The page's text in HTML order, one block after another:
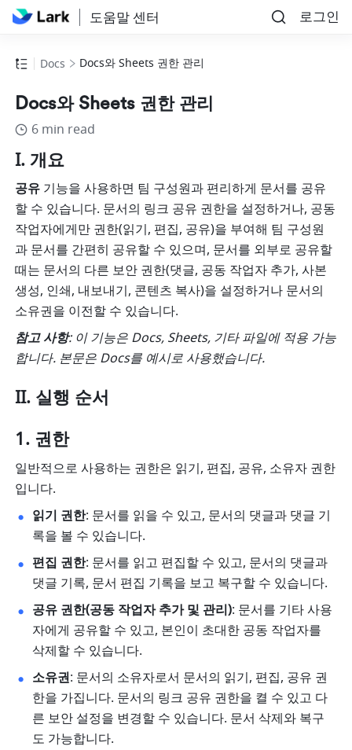
도움말 센터 로그인
Docs Docs와 Sheets 권한 관리
Docs와 Sheets 권한 관리
6 min read
I. 개요
공유 기능을 사용하면 팀 구성원과 편리하게 문서를 공유
할 수 있습니다. 문서의 링크 공유 권한을 설정하거나, 공동
작업자에게만 권한(읽기, 편집, 공유)을 부여해 팀 구성원
과 문서를 간편히 공유할 수 있으며, 문서를 외부로 공유할
때는 문서의 다른 보안 권한(댓글, 공동 작업자 추가, 사본
생성, 인쇄, 내보내기, 콘텐츠 복사)을 설정하거나 문서의
소유권을 이전할 수 있습니다.
참고 사항: 이 기능은 Docs, Sheets, 기타 파일에 적용 가능
합니다. 본문은 Docs를 예시로 사용했습니다.
II. 실행 순서
권한
일반적으로 사용하는 권한은 읽기, 편집, 공유, 소유자 권한
입니다.
읽기 권한: 문서를 읽을 수 있고, 문서의 댓글과 댓글 기
록을 볼 수 있습니다.
편집 권한: 문서를 읽고 편집할 수 있고, 문서의 댓글과
댓글 기록, 문서 편집 기록을 보고 복구할 수 있습니다.
공유 권한(공동 작업자 추가 및 관리): 문서를 기타 사용
자에게 공유할 수 있고, 본인이 초대한 공동 작업자를
삭제할 수 있습니다.
소유권: 문서의 소유자로서 문서의 읽기, 편집, 공유 권
한을 가집니다. 문서의 링크 공유 권한을 켤 수 있고 다
른 보안 설정을 변경할 수 있습니다. 문서 삭제와 복구
도 가능합니다.